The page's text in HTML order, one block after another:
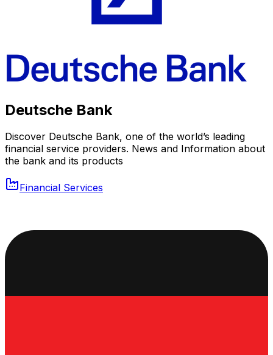
Deutsche Bank
Discover Deutsche Bank, one of the world’s leading
financial service providers. News and Information about
the bank and its products
Financial Services